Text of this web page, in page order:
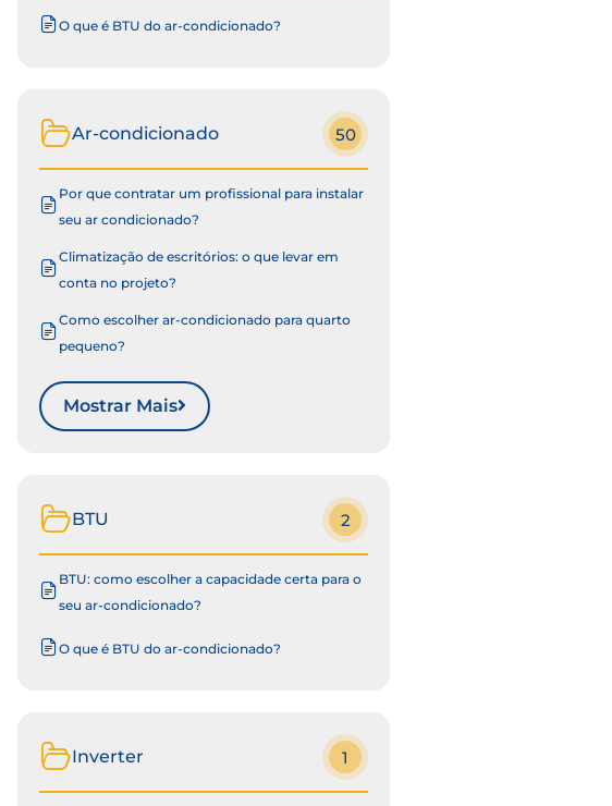
O que é BTU do ar-condicionado?
Ar-condicionado 50
Por que contratar um profissional para instalar
seu ar condicionado?
Climatização de escritórios: o que levar em
conta no projeto?
Como escolher ar-condicionado para quarto
pequeno?
Mostrar Mais
BTU 2
BTU: como escolher a capacidade certa para o
seu ar-condicionado?
O que é BTU do ar-condicionado?
Inverter 1